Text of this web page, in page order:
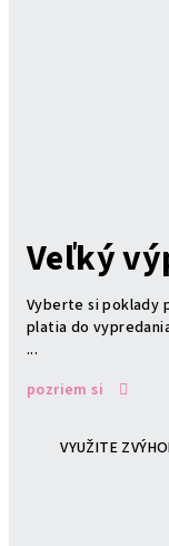
Veľký
Vyberte si poklady
platia do
...
pozriem si
VYUŽITE